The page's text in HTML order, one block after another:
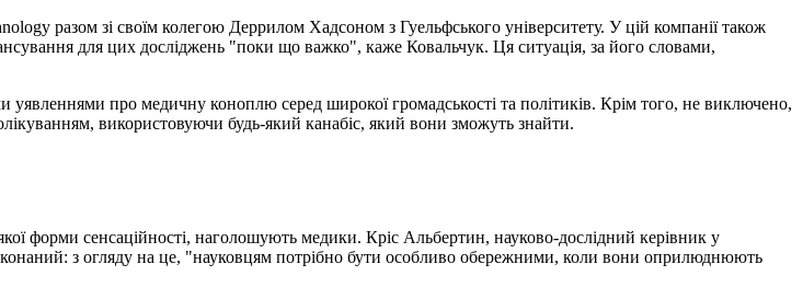
разом зі своїм колегою Деррилом Хадсоном з Гуельфського університету. У цій компанії також
для цих досліджень "поки що важко", каже Ковальчук. Ця ситуація, за його словами,
про медичну коноплю серед широкої громадськості та політиків. Крім того, не виключено,
використовуючи будь-який канабіс, який вони зможуть знайти.
форми сенсаційності, наголошують медики. Кріс Альбертин, науково-дослідний керівник у
з огляду на це, "науковцям потрібно бути особливо обережними, коли вони оприлюднюють